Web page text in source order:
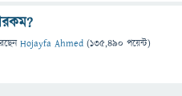
Hojayfa Ahmed (135,490 পয়েন্ট)